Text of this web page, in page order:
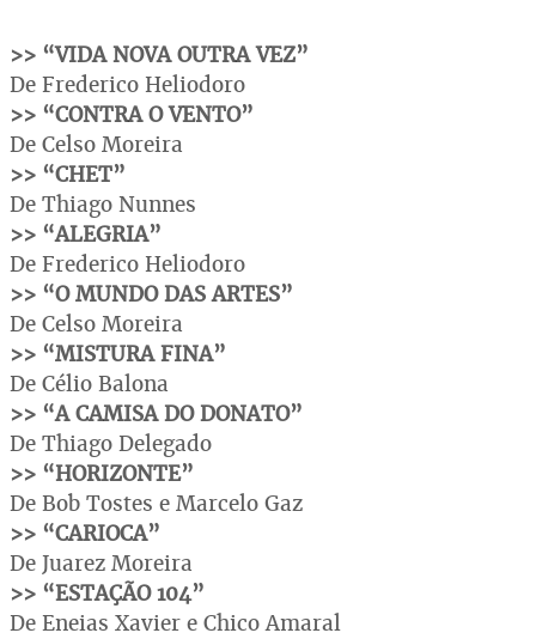
>> “VIDA NOVA OUTRA VEZ”
De Frederico Heliodoro
>> “CONTRA O VENTO”
De Celso Moreira
>> “CHET”
De Thiago Nunnes
>> “ALEGRIA”
De Frederico Heliodoro
>> “O MUNDO DAS ARTES”
De Celso Moreira
>> “MISTURA FINA”
De Célio Balona
>> “A CAMISA DO DONATO”
De Thiago Delegado
>> “HORIZONTE”
De Bob Tostes e Marcelo Gaz
>> “CARIOCA”
De Juarez Moreira
>> “ESTAÇÃO 104”
De Eneias Xavier e Chico Amaral